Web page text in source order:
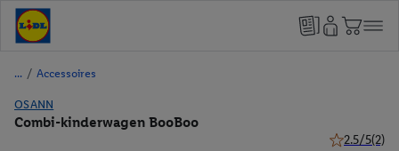
/ Accessoires
OSANN
Combi-kinderwagen BooBoo
2.5/5(2)